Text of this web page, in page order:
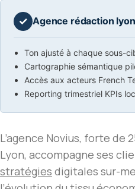
✓ Agence rédaction
Ton ajusté à chaque sous-
Cartographie sémantique
Accès aux acteurs French
Reporting trimestriel KPIs
L’agence Novius, forte de
Lyon, accompagne ses
stratégies digitales sur-